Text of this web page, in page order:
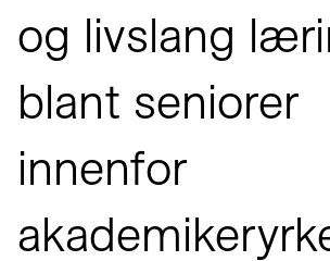
og livslang
blant seniorer
innenfor